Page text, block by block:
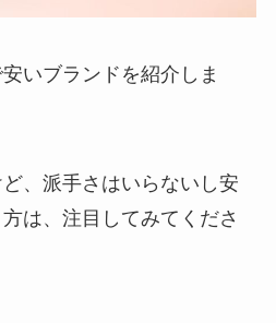
いブランドを紹介しま
ど、派手さはいらないし安
は、注目してみてくださ